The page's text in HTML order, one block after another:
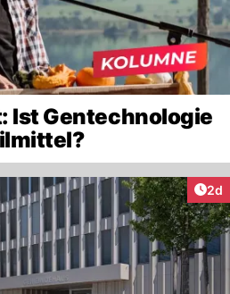
Ist Gentechnologie
2d